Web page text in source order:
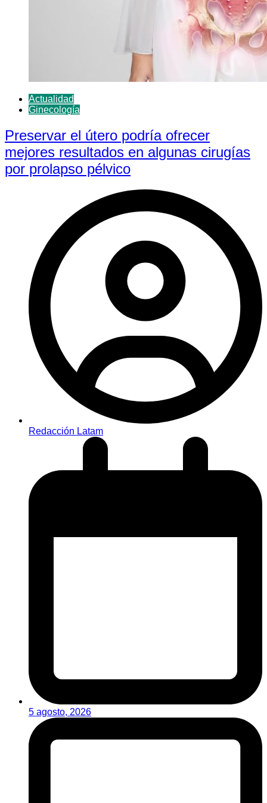
Actualidad
Ginecología
Preservar el útero podría ofrecer
mejores resultados en algunas cirugías
por prolapso pélvico
Redacción Latam
5 agosto, 2026